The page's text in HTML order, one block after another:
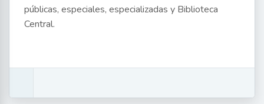
públicas, especiales, especializadas y Biblioteca
Central.